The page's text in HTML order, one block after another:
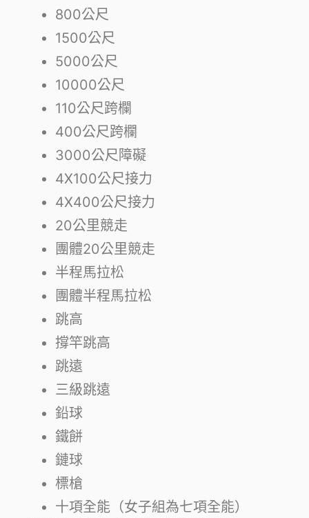
800公尺
1500公尺
5000公尺
10000公尺
110公尺跨欄
400公尺跨欄
3000公尺障礙
4X100公尺接力
4X400公尺接力
20公里競走
團體20公里競走
半程馬拉松
團體半程馬拉松
跳高
撐竿跳高
跳遠
三級跳遠
鉛球
鐵餅
鏈球
標槍
十項全能（女子組為七項全能）